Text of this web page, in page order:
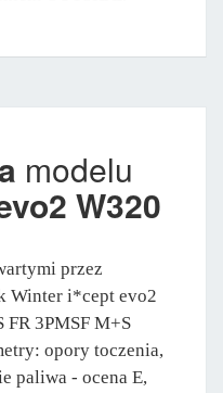
modelu
W320
przez
Winter i*cept evo2
FR 3PMSF M+S
opory toczenia,
paliwa - ocena E,